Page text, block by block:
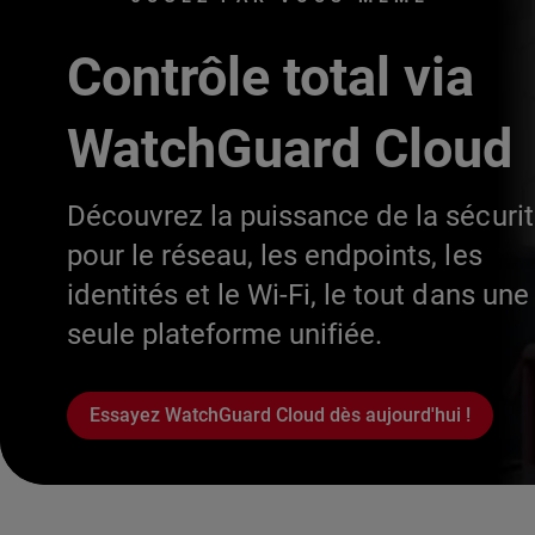
Contrôle total via
WatchGuard Cloud
Découvrez la puissance de la
pour le réseau, les endpoints, les
identités et le Wi-Fi, le tout dans une
seule plateforme unifiée.
Essayez WatchGuard Cloud dès aujourd'hui !